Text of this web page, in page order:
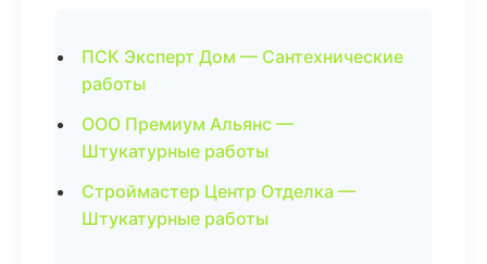
ПСК Эксперт Дом — Сантехнические
работы
ООО Премиум Альянс —
Штукатурные работы
Строймастер Центр Отделка —
Штукатурные работы